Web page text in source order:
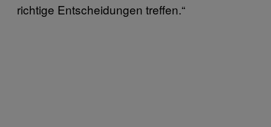
richtige Entscheidungen treffen.“